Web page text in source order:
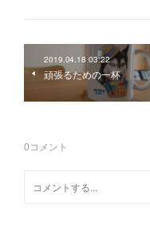
2019.04.18 03:22
頑張るための一杯
0コメント